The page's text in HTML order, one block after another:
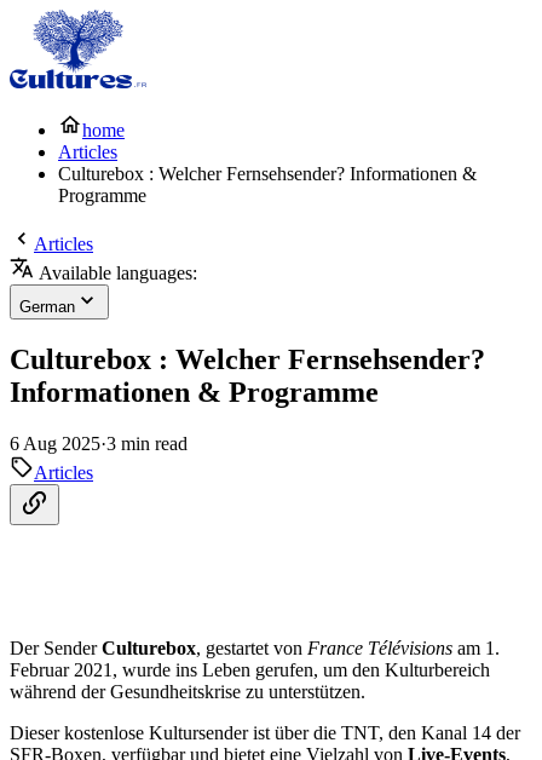
home
Articles
Culturebox : Welcher Fernsehsender? Informationen &
Programme
Articles
Available languages:
German
Culturebox : Welcher Fernsehsender?
Informationen & Programme
6 Aug 2025·3 min read
Articles
Der SenderCulturebox, gestartet von France Télévisions am 1.
Februar 2021, wurde ins Leben gerufen, um den Kulturbereich
während der Gesundheitskrise zu unterstützen.
Dieser kostenlose Kultursender ist über die TNT, den Kanal 14 der
SFR-Boxen, verfügbar und bietet eine Vielzahl von Live-Events,